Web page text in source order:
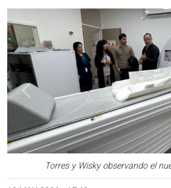
Torres y Wisky observando el
Anterior